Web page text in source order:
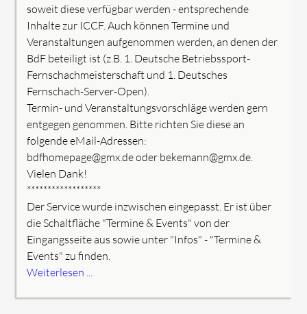
soweit diese verfügbar werden - entsprechende
Inhalte zur ICCF. Auch können Termine und
Veranstaltungen aufgenommen werden, an denen der
BdF beteiligt ist (z.B. 1. Deutsche Betriebssport-
Fernschachmeisterschaft und 1. Deutsches
Fernschach-Server-Open).
Termin- und Veranstaltungsvorschläge werden gern
entgegen genommen. Bitte richten Sie diese an
folgende eMail-Adressen:
bdfhomepage@gmx.de oder bekemann@gmx.de.
Vielen Dank!
******************
Der Service wurde inzwischen eingepasst. Er ist über
die Schaltfläche "Termine & Events" von der
Eingangsseite aus sowie unter "Infos" - "Termine &
Events" zu finden.
Weiterlesen ...